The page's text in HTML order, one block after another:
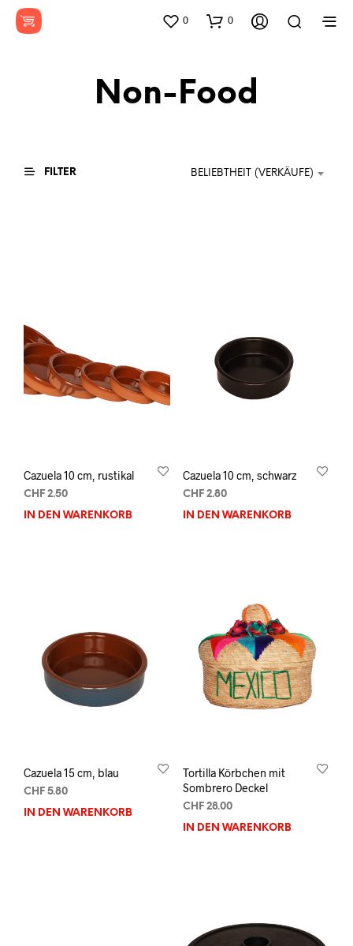
0 0
Non-Food
FILTER BELIEBTHEIT (VERKÄUFE)
Cazuela 10 cm, rustikal
CHF 2.50
IN DEN WARENKORB
Cazuela 10 cm, schwarz
CHF2.80
IN DEN WARENKORB
Cazuela 15 cm, blau
CHF 5.80
IN DEN WARENKORB
Tortilla Körbchen mit
Sombrero Deckel
CHF28.00
IN DEN WARENKORB